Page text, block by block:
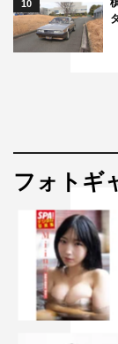
10
フォトギ